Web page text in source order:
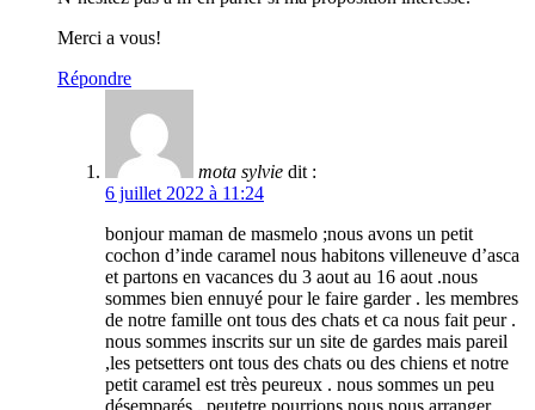
Merci a vous!
Répondre
mota sylvie dit :
6 juillet 2022 à 11:24
bonjour maman de masmelo ;nous avons un petit
cochon d’inde caramel nous habitons villeneuve d’asca
et partons en vacances du 3 aout au 16 aout .nous
sommes bien ennuyé pour le faire garder . les membres
de notre famille ont tous des chats et ca nous fait peur .
nous sommes inscrits sur un site de gardes mais pareil
,les petsetters ont tous des chats ou des chiens et notre
petit caramel est très peureux . nous sommes un peu
désemparés . peutetre pourrions nous nous arranger